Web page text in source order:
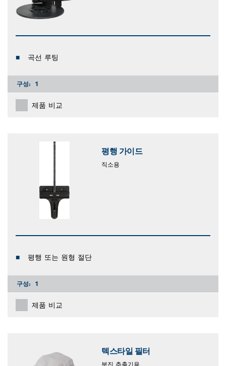
곡선 루팅
구성: 1
제품 비교
평행 가이드
직소용
평행 또는 원형 절단
구성: 1
제품 비교
텍스타일 필터
분진 추출기용